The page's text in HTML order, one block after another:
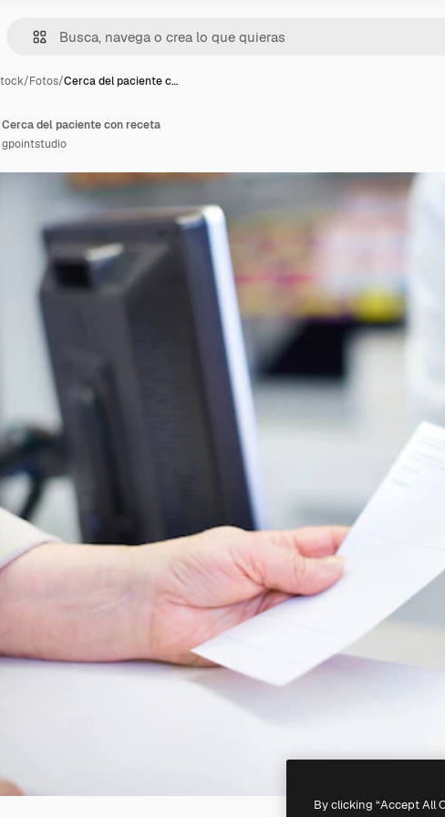
/Fotos/Cerca del paciente c…
Cerca del paciente con receta
gpointstudio
By clicking “Accept All